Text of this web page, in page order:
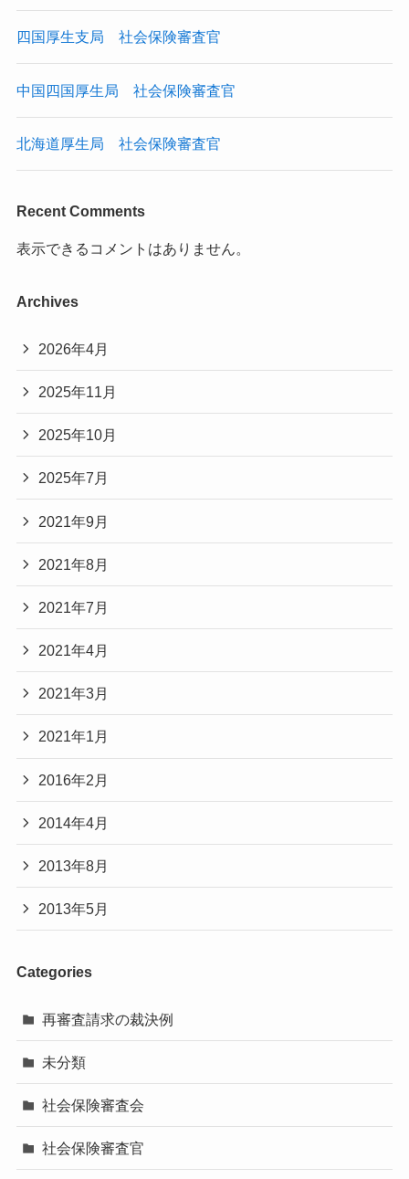
四国厚生支局 社会保険審査官
中国四国厚生局 社会保険審査官
北海道厚生局 社会保険審査官
Recent Comments
表示できるコメントはありません。
Archives
2026年4月
2025年11月
2025年10月
2025年7月
2021年9月
2021年8月
2021年7月
2021年4月
2021年3月
2021年1月
2016年2月
2014年4月
2013年8月
2013年5月
Categories
再審査請求の裁決例
未分類
社会保険審査会
社会保険審査官